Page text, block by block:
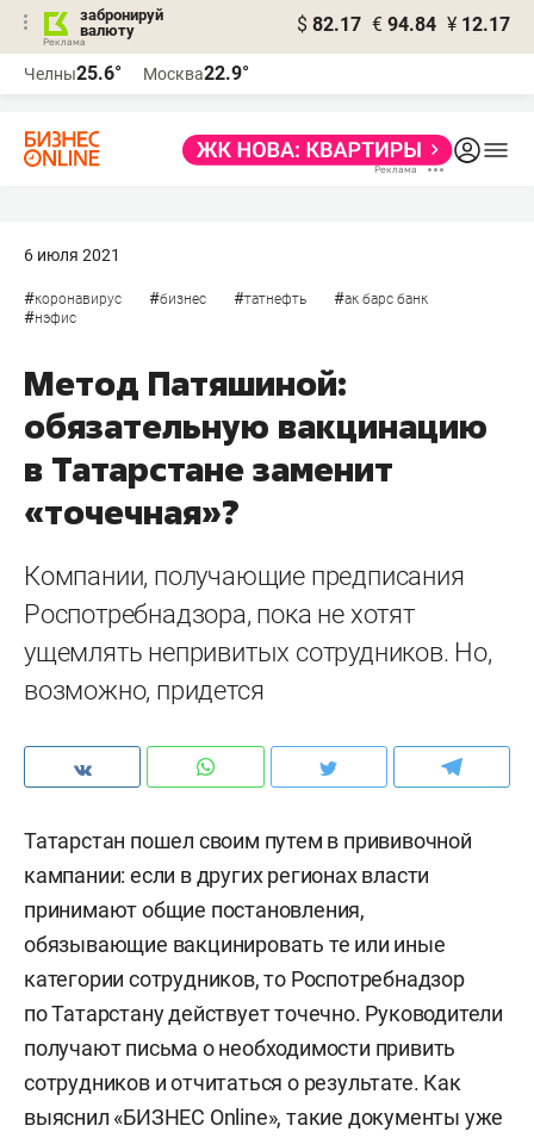
забронируй
валюту
$ 82.17 € 94.84 ¥ 12.17
Челны25.6° Москва22.9°
6 июля 2021
#коронавирус #бизнес #татнефть #ак барс банк
#нэфис
Метод Патяшиной:
обязательную вакцинацию
в Татарстане заменит
«точечная»?
Компании, получающие предписания
Роспотребнадзора, пока не хотят
ущемлять непривитых сотрудников. Но,
возможно, придется
Татарстан пошел своим путем в прививочной
кампании: если в других регионах власти
принимают общие постановления,
обязывающие вакцинировать те или иные
категории сотрудников, то Роспотребнадзор
по Татарстану действует точечно. Руководители
получают письма о необходимости привить
сотрудников и отчитаться о результате. Как
выяснил «БИЗНЕС Online», такие документы уже